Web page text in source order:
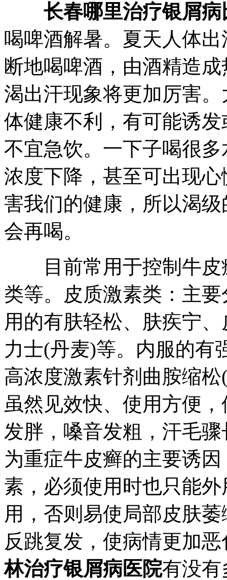
长春哪里治疗银屑
喝啤酒解暑。夏天人体
断地喝啤酒，由酒精造
渴出汗现象将更加厉害
体健康不利，有可能诱
不宜急饮。一下子喝很
浓度下降，甚至可出现
害我们的健康，所以渴
会再喝。
目前常用于控制牛皮
类等。皮质激素类：主
用的有肤轻松、肤疾宁
力士(丹麦)等。内服的有
高浓度激素针剂曲胺缩
虽然见效快、使用方便
发胖，嗓音发粗，汗毛
为重症牛皮癣的主要诱
素，必须使用时也只能
用，否则易使局部皮肤
反跳复发，使病情更加
林治疗银屑病医院有没有